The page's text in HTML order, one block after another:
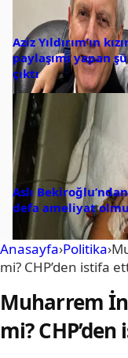
Aziz Yıldırım’ın
paylaşımı yapan
çıktı
Aslı
defa ameliyat
Anasayfa›Politika›
mi? CHP’den istifa
Muharrem
mi?